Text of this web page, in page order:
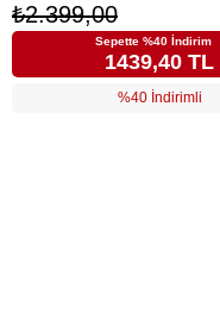
₺2.399,00
Sepette %40 İndirim
1439,40 TL
%40 İndirimli